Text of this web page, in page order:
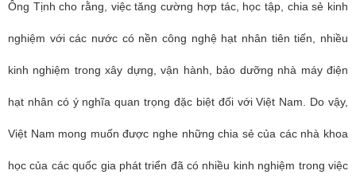
Ông Tịnh cho rằng, việc tăng cường hợp tác, học tập, chia sẻ kinh
nghiệm với các nước có nền công nghệ hạt nhân tiên tiến, nhiều
kinh nghiệm trong xây dựng, vận hành, bảo dưỡng nhà máy điện
hạt nhân có ý nghĩa quan trọng đặc biệt đối với Việt Nam. Do vậy,
Việt Nam mong muốn được nghe những chia sẻ của các nhà khoa
học của các quốc gia phát triển đã có nhiều kinh nghiệm trong việc